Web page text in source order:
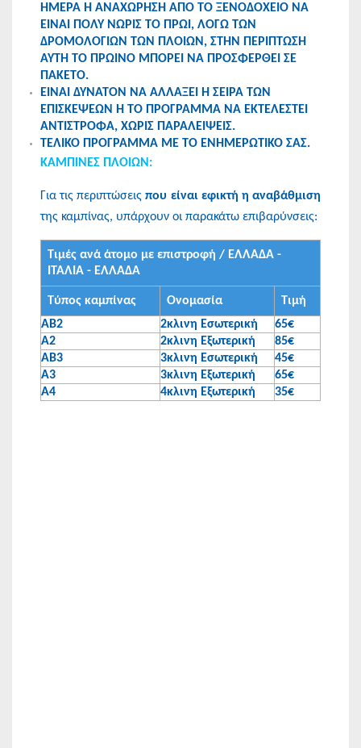
ΗΜΕΡΑ Η ΑΝΑΧΩΡΗΣΗ ΑΠΟ ΤΟ ΞΕΝΟΔΟΧΕΙΟ ΝΑ
ΕΙΝΑΙ ΠΟΛΥ ΝΩΡΙΣ ΤΟ ΠΡΩΙ, ΛΟΓΩ ΤΩΝ
ΔΡΟΜΟΛΟΓΙΩΝ ΤΩΝ ΠΛΟΙΩΝ, ΣΤΗΝ ΠΕΡΙΠΤΩΣΗ
ΑΥΤΗ ΤΟ ΠΡΩΙΝΟ ΜΠΟΡΕΙ ΝΑ ΠΡΟΣΦΕΡΘΕΙ ΣΕ
ΠΑΚΕΤΟ.
ΕΙΝΑΙ ΔΥΝΑΤΟΝ ΝΑ ΑΛΛΑΞΕΙ Η ΣΕΙΡΑ ΤΩΝ
ΕΠΙΣΚΕΨΕΩΝ Ή ΤΟ ΠΡΟΓΡΑΜΜΑ ΝΑ ΕΚΤΕΛΕΣΤΕΙ
ΑΝΤΙΣΤΡΟΦΑ, ΧΩΡΙΣ ΠΑΡΑΛΕΙΨΕΙΣ.
ΤΕΛΙΚΟ ΠΡΟΓΡΑΜΜΑ ΜΕ ΤΟ ΕΝΗΜΕΡΩΤΙΚΟ ΣΑΣ.
KAMΠΙΝΕΣ ΠΛΟΙΩΝ:
Για τις περιπτώσειςπου είναι εφικτή η αναβάθμιση
της καμπίνας, υπάρχουν οι παρακάτω επιβαρύνσεις:
Τιμές ανά άτομο με επιστροφή / ΕΛΛΑΔΑ -
ΙΤΑΛΙΑ - ΕΛΛΑΔΑ
Τύπος καμπίνας Ονομασία
Τιμή
ΑΒ2
2κλινη Εσωτερική
65€
Α2
2κλινη Εξωτερική
85€
ΑΒ3
3κλινη Εσωτερική
45€
Α3
3κλινη Εξωτερική
65€
Α4
4κλινη Εξωτερική 35€